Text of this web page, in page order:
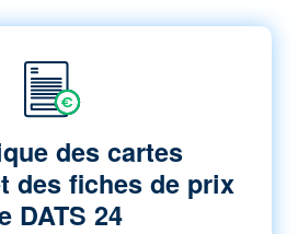
des cartes
des fiches de prix
DATS 24